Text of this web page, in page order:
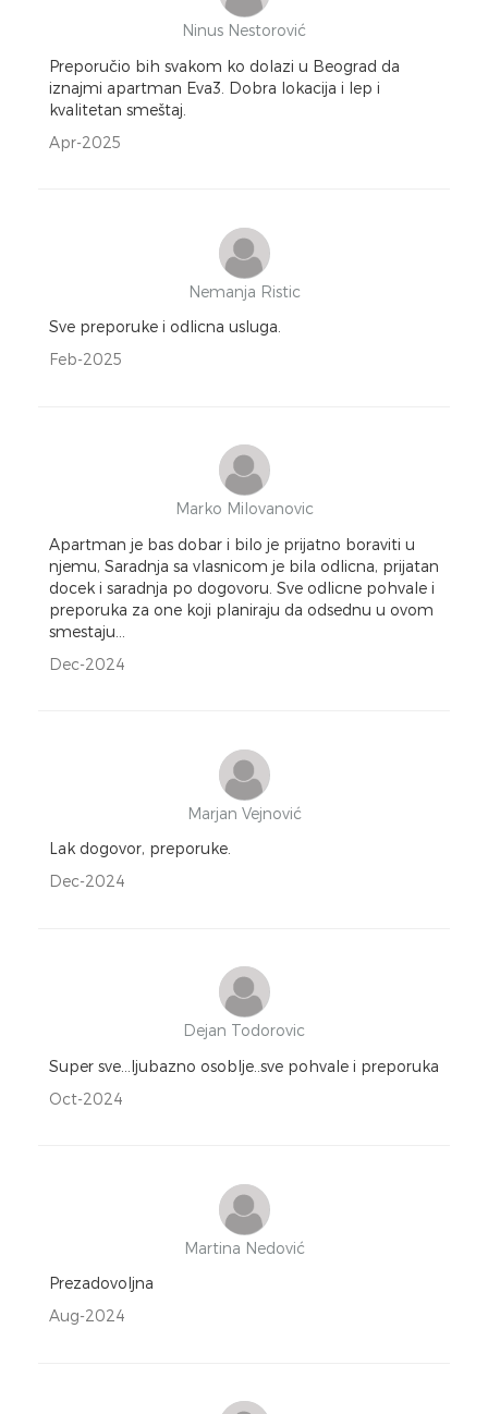
Ninus Nestorović
Preporučio bih svakom ko dolazi u Beograd da
iznajmi apartman Eva3. Dobra lokacija i lep i
kvalitetan smeštaj.
Apr-2025
Nemanja Ristic
Sve preporuke i odlicna usluga.
Feb-2025
Marko Milovanovic
Apartman je bas dobar i bilo je prijatno boraviti u
njemu, Saradnja sa vlasnicom je bila odlicna, prijatan
docek i saradnja po dogovoru. Sve odlicne pohvale i
preporuka za one koji planiraju da odsednu u ovom
smestaju...
Dec-2024
Marjan Vejnović
Lak dogovor, preporuke.
Dec-2024
Dejan Todorovic
Super sve…ljubazno osoblje..sve pohvale i preporuka
Oct-2024
Martina Nedović
Prezadovoljna
Aug-2024